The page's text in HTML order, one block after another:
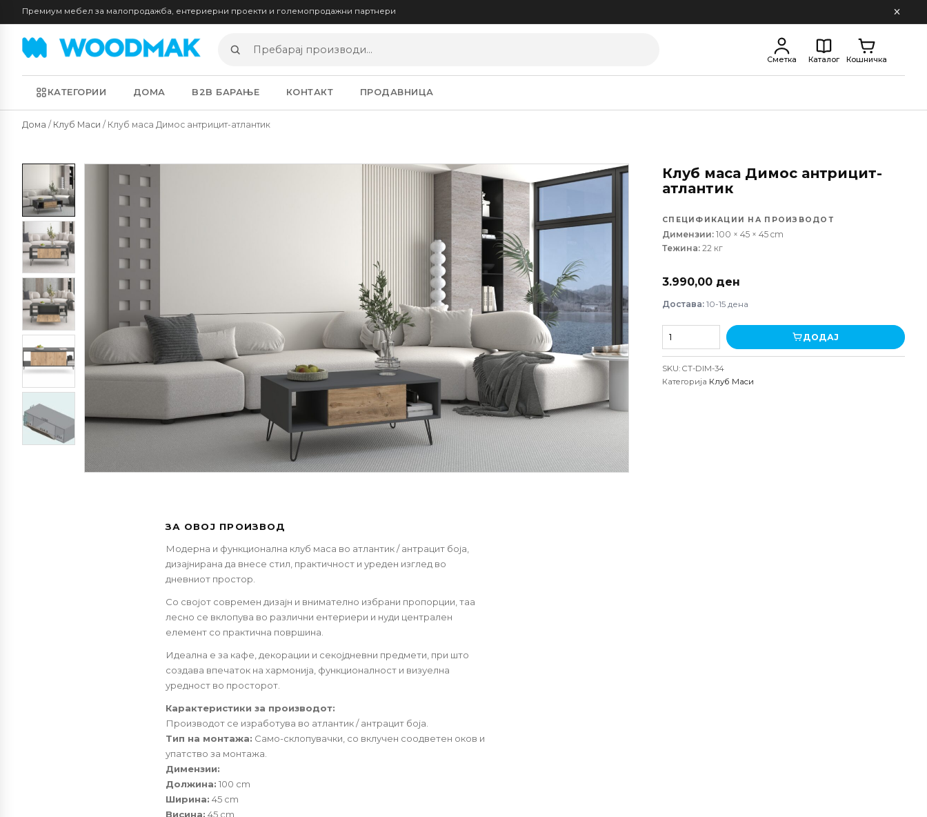
Премиум мебел за малопродажба, ентериерни проекти и големопродажни партнери
Пребарај
производи
Сметка Каталог Кошничка
КАТЕГОРИИ ДОМА B2B БАРАЊЕ КОНТАКТ ПРОДАВНИЦА
Дома / Клуб Маси / Клуб маса Димос антрицит-атлантик
Клуб маса Димос антрицит-
атлантик
СПЕЦИФИКАЦИИ НА ПРОИЗВОДОТ
Димензии: 100 × 45 × 45 cm
Тежина: 22 кг
3.990,00 ден
Достава: 10-15 дена
маса
Димос
антрицит-
атлантик
ДОДАЈ
SKU: CT-DIM-34
Категорија Клуб Маси
ЗА ОВОЈ ПРОИЗВОД
Модерна и функционална клуб маса во атлантик / антрацит боја,
дизајнирана да внесе стил, практичност и уреден изглед во
дневниот простор.
Со својот современ дизајн и внимателно избрани пропорции, таа
лесно се вклопува во различни ентериери и нуди централен
елемент со практична површина.
Идеална е за кафе, декорации и секојдневни предмети, при што
создава впечаток на хармонија, функционалност и визуелна
уредност во просторот.
Карактеристики за производот:
Производот се изработува во атлантик / антрацит боја.
Тип на монтажа: Само-склопувачки, со вклучен соодветен оков и
упатство за монтажа.
Димензии:
Должина: 100 cm
Ширина: 45 cm
Висина: 45 cm